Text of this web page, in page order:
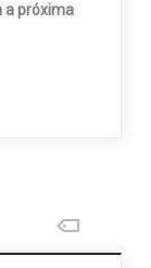
a próxima